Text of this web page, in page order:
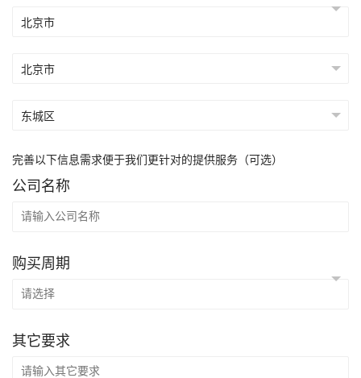
完善以下信息需求便于我们更针对的提供服务（可选）
公司名称
购买周期
其它要求